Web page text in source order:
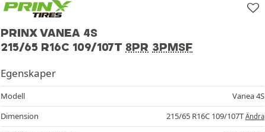
PRINX VANEA 4S
215/65 R16C 109/107T 8PR 3PMSF
Egenskaper
Modell
Vanea 4S
Dimension
215/65 R16C 109/107T Ändra